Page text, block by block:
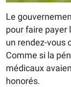
Le
pour faire payer
un rendez-vous
Comme si la
médicaux
honorés.